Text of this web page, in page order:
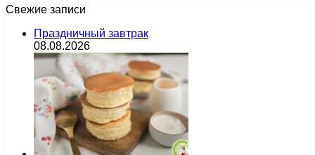
Свежие записи
Праздничный завтрак
08.08.2026